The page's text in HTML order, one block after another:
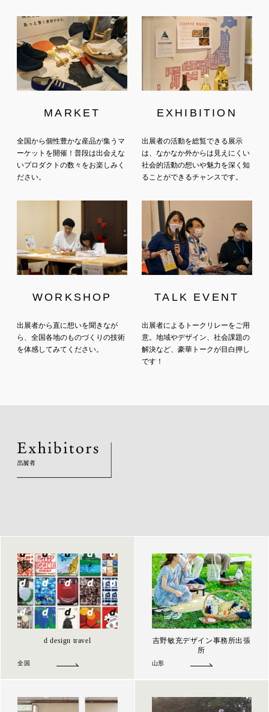
MARKET
全国から個性豊かな産品が集うマ
ーケットを開催！普段は出会えな
いプロダクトの数々をお楽しみく
ださい。
EXHIBITION
出展者の活動を総覧できる展示
は、なかなか外からは見えにくい
社会的活動の想いや魅力を深く知
ることができるチャンスです。
WORKSHOP
出展者から直に想いを聞きなが
ら、全国各地のものづくりの技術
を体感してみてください。
TALK EVENT
出展者によるトークリレーをご用
意。地域やデザイン、 社会課題の
解決など、豪華トークが目白押し
です！
d design travel
全国
吉野敏充デザイン事務所出張
所
山形